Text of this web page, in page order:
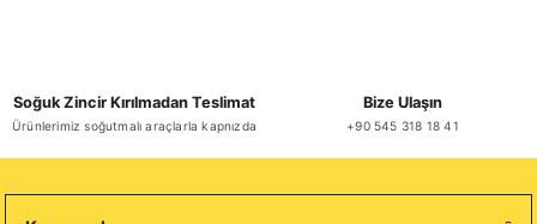
Soğuk Zincir Kırılmadan Teslimat
Ürünlerimiz soğutmalı araçlarla kapnızda
Bize Ulaşın
+90 545 318 18 41